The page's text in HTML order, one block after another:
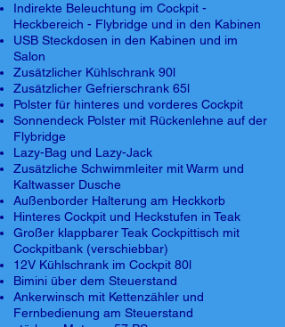
Indirekte Beleuchtung im Cockpit -
Heckbereich - Flybridge und in den Kabinen
USB Steckdosen in den Kabinen und im
Salon
Zusätzlicher Kühlschrank 90l
Zusätzlicher Gefrierschrank 65l
Polster für hinteres und vorderes Cockpit
Sonnendeck Polster mit Rückenlehne auf der
Flybridge
Lazy-Bag und Lazy-Jack
Zusätzliche Schwimmleiter mit Warm und
Kaltwasser Dusche
Außenborder Halterung am Heckkorb
Hinteres Cockpit und Heckstufen in Teak
Großer klappbarer Teak Cockpittisch mit
Cockpitbank (verschiebbar)
12V Kühlschrank im Cockpit 80l
Bimini über dem Steuerstand
Ankerwinsch mit Kettenzähler und
Fernbedienung am Steuerstand